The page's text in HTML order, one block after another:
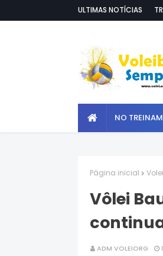
ULTIMAS NOTÍCIAS
NO
Página inicial
Vôlei
ADM VOLEIORG